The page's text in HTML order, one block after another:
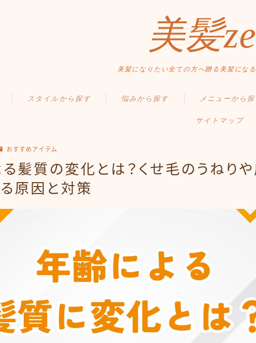
美髪
美髪になりたい全ての方へ贈る美髪にな
ロン情報
スタイルから探す
ミディアム
ロング
悩みから探す
ボリューム
メニューから探
縮毛矯正・髪質改善
パーマ
サイトマップ
HOME
ご予約
ボブ
ミディアム
悩みから探す
くせ・うねり・広がり
おすすめアイテム
髪質の変化とは？くせ毛のうねりや
原因と対策